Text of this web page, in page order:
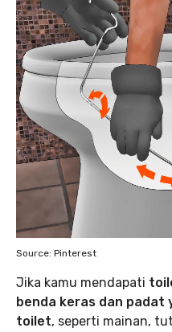
Source: Pinterest
Jika kamu mendapati
benda keras dan padat
toilet, seperti mainan,